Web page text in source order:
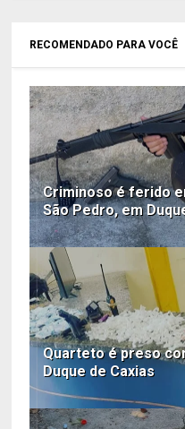
RECOMENDADO PARA VOCÊ
Criminoso é ferido
São Pedro, em
Quarteto é preso
Duque de Caxias